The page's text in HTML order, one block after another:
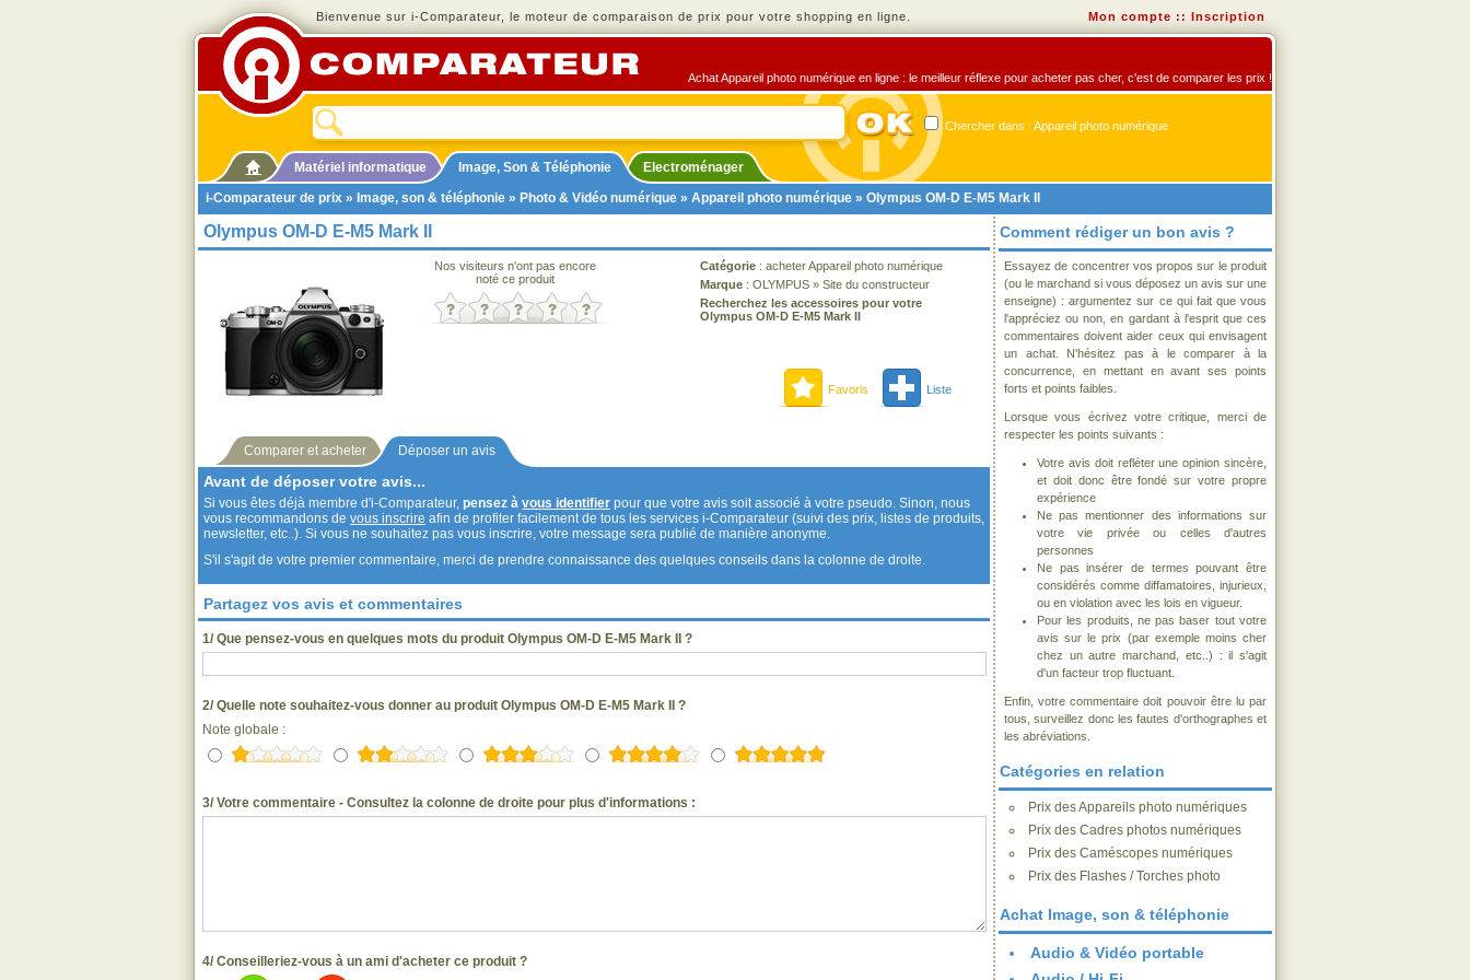
Bienvenue sur i-Comparateur, le moteur de comparaison de prix pour votre shopping en ligne. Mon compte :: Inscription
Achat Appareil photo numérique en ligne : le meilleur réflexe pour acheter pas cher, c'est de comparer les prix !
Chercher dans : Appareil photo numérique
Matériel informatique Image, Son & Téléphonie
Electroménager
i-Comparateur de prix » Image, son & téléphonie » Photo & Vidéo numérique » Appareil photo numérique » Olympus OM-D E-M5 Mark II
Olympus OM-D E-M5 Mark II
Nos visiteurs n'ont pas encore
noté ce produit
Catégorie : acheter Appareil photo numérique
Marque : OLYMPUS » Site du constructeur
Recherchez les accessoires pour votre
Olympus OM-D E-M5 Mark II
Favoris Liste
Comparer et acheter Déposer un avis
Avant de déposer votre avis...
Si vous êtes déjà membre d'i-Comparateur, pensez à vous identifier pour que votre avis soit associé à votre pseudo. Sinon, nous
vous recommandons de vous inscrire afin de profiter facilement de tous les services i-Comparateur (suivi des prix, listes de produits,
newsletter, etc..). Si vous ne souhaitez pas vous inscrire, votre message sera publié de manière anonyme.
S'il s'agit de votre premier commentaire, merci de prendre connaissance des quelques conseils dans la colonne de droite.
Partagez vos avis et commentaires
1/ Que pensez-vous en quelques mots du produit Olympus OM-D E-M5 Mark II ?
2/ Quelle note souhaitez-vous donner au produit Olympus OM-D E-M5 Mark II ?
Note globale :
3/ Votre commentaire - Consultez la colonne de droite pour plus d'informations :
4/ Conseilleriez-vous à un ami d'acheter ce produit ?
Comment rédiger un bon avis ?
Essayez de concentrer vos propos sur le produit
(ou le marchand si vous déposez un avis sur une
enseigne) : argumentez sur ce qui fait que vous
l'appréciez ou non, en gardant à l'esprit que ces
commentaires doivent aider ceux qui envisagent
un achat. N'hésitez pas à le comparer à la
concurrence, en mettant en avant ses points
forts et points faibles.
Lorsque vous écrivez votre critique, merci de
respecter les points suivants :
Votre avis doit refléter une opinion sincère,
et doit donc être fondé sur votre propre
expérience
Ne pas mentionner des informations sur
votre vie privée ou celles d'autres
personnes
Ne pas insérer de termes pouvant être
considérés comme diffamatoires, injurieux,
ou en violation avec les lois en vigueur.
Pour les produits, ne pas baser tout votre
avis sur le prix (par exemple moins cher
chez un autre marchand, etc..) : il s'agit
d'un facteur trop fluctuant.
Enfin, votre commentaire doit pouvoir être lu par
tous, surveillez donc les fautes d'orthographes et
les abréviations.
Catégories en relation
Prix des Appareils photo numériques
Prix des Cadres photos numériques
Prix des Caméscopes numériques
Prix des Flashes / Torches photo
Achat Image, son & téléphonie
Audio & Vidéo portable